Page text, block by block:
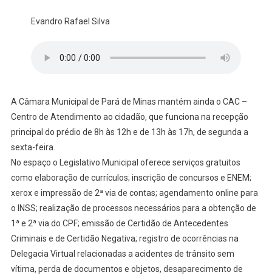
Evandro Rafael Silva
A Câmara Municipal de Pará de Minas mantém ainda o CAC –
Centro de Atendimento ao cidadão, que funciona na recepção
principal do prédio de 8h às 12h e de 13h às 17h, de segunda a
sexta-feira.
No espaço o Legislativo Municipal oferece serviços gratuitos
como elaboração de currículos; inscrição de concursos e ENEM;
xerox e impressão de 2ª via de contas; agendamento online para
o INSS; realização de processos necessários para a obtenção de
1ª e 2ª via do CPF; emissão de Certidão de Antecedentes
Criminais e de Certidão Negativa; registro de ocorrências na
Delegacia Virtual relacionadas a acidentes de trânsito sem
vítima, perda de documentos e objetos, desaparecimento de